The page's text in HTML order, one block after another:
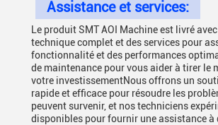
Assistance et services:
Le produit SMT AOI Machine est livré
technique complet et des services pour
fonctionnalité et des performances
de maintenance pour vous aider à tirer le
votre investissementNous offrons un
rapide et efficace pour résoudre les
peuvent survenir, et nos techniciens
disponibles pour fournir une assistance à